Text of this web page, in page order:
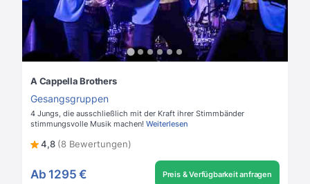
A Cappella Brothers
Gesangsgruppen
4 Jungs, die ausschließlich mit der Kraft ihrer Stimmbänder
stimmungsvolle Musik machen! Weiterlesen
4,8 (8 Bewertungen)
Ab 1295 € Preis & Verfügbarkeit anfragen